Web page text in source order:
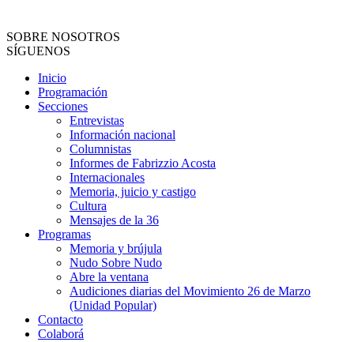
SOBRE NOSOTROS
SÍGUENOS
Inicio
Programación
Secciones
Entrevistas
Información nacional
Columnistas
Informes de Fabrizzio Acosta
Internacionales
Memoria, juicio y castigo
Cultura
Mensajes de la 36
Programas
Memoria y brújula
Nudo Sobre Nudo
Abre la ventana
Audiciones diarias del Movimiento 26 de Marzo
(Unidad Popular)
Contacto
Colaborá